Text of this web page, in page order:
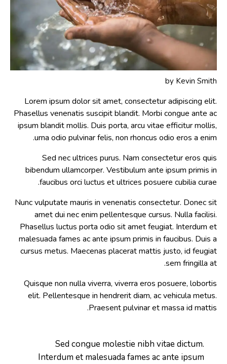
by Kevin Smith
Lorem ipsum dolor sit amet, consectetur adipiscing elit.
Phasellus venenatis suscipit blandit. Morbi congue ante ac
ipsum blandit mollis. Duis porta, arcu vitae efficitur mollis,
urna odio pulvinar felis, non rhoncus odio eros a enim.
Sed nec ultrices purus. Nam consectetur eros quis
bibendum ullamcorper. Vestibulum ante ipsum primis in
faucibus orci luctus et ultrices posuere cubilia curae.
Nunc vulputate mauris in venenatis consectetur. Donec sit
amet dui nec enim pellentesque cursus. Nulla facilisi.
Phasellus luctus porta odio sit amet feugiat. Interdum et
malesuada fames ac ante ipsum primis in faucibus. Duis a
cursus metus. Maecenas placerat mattis justo, id feugiat
sem fringilla at.
Quisque non nulla viverra, viverra eros posuere, lobortis
elit. Pellentesque in hendrerit diam, ac vehicula metus.
Praesent pulvinar et massa id mattis.
Sed congue molestie nibh vitae dictum.
Interdum et malesuada fames ac ante ipsum